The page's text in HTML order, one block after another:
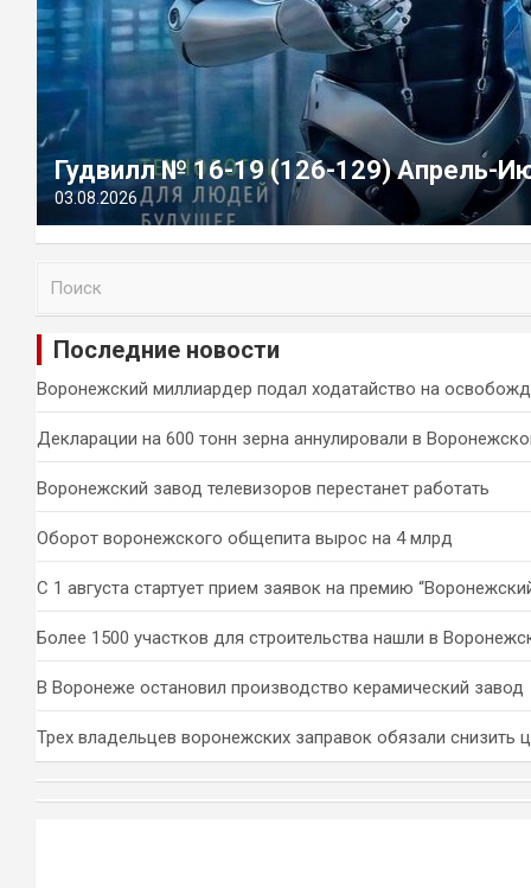
Гудвилл № 16-19 (126-129) Апрель-
03.08.2026
и
Последние новости
Воронежский миллиардер подал ходатайство на
Декларации на 600 тонн зерна аннулировали в
Воронежский завод телевизоров перестанет работать
Оборот воронежского общепита вырос на 4 млрд
С 1 августа стартует прием заявок на премию
Более 1500 участков для строительства нашли в
В Воронеже остановил производство керамический завод
Трех владельцев воронежских заправок обязали снизить